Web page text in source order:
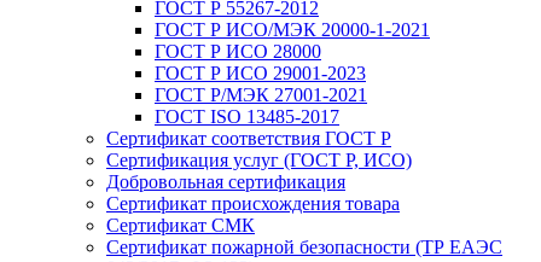
ГОСТ Р 55267-2012
ГОСТ Р ИСО/МЭК 20000-1-2021
ГОСТ Р ИСО 28000
ГОСТ Р ИСО 29001-2023
ГОСТ Р/МЭК 27001-2021
ГОСТ ISO 13485-2017
Сертификат соответствия ГОСТ Р
Сертификация услуг (ГОСТ Р, ИСО)
Добровольная сертификация
Сертификат происхождения товара
Сертификат СМК
Сертификат пожарной безопасности (ТР ЕАЭС